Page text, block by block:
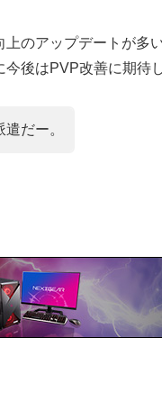
のアップデートが多
後はPVP改善に期待
だー。